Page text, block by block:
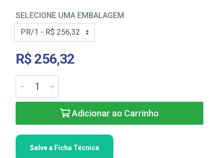
SELECIONE UMA EMBALAGEM
R$ 256,32
Adicionar ao Carrinho
Salve a Ficha Técnica